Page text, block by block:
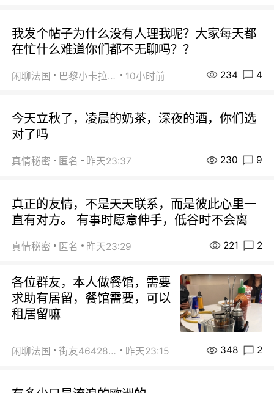
我发个帖子为什么没有人理我呢？大家每天都
在忙什么难道你们都不无聊吗？？
闲聊法国 巴黎小卡拉咪 10小时前 234 4
今天立秋了，凌晨的奶茶，深夜的酒，你们选
对了吗
真情秘密 匿名 昨天23:37 230 9
真正的友情，不是天天联系，而是彼此心里一
直有对方。 有事时愿意伸手，低谷时不会离
真情秘密 匿名 昨天23:29 221 2
各位群友，本人做餐馆，需要
求助有居留，餐馆需要，可以
租居留嘛
闲聊法国 街友46428878 昨天23:15 348 2